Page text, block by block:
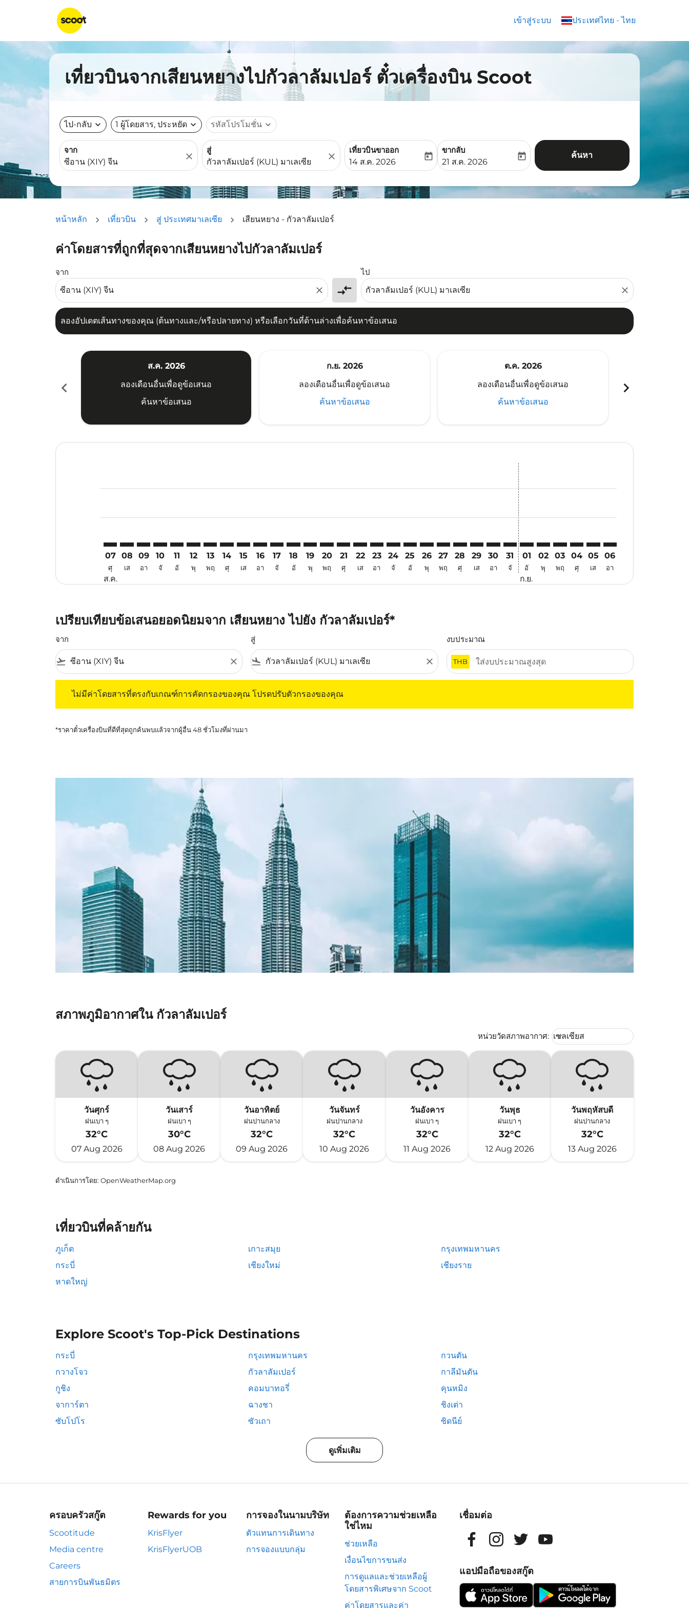
เข้าสู่ระบบ ประเทศไทย - ไทย
keyboard_arrow_down
เที่ยวบินจากเสียนหยางไปกัวลาลัมเปอร์ ตั๋วเครื่องบิน Scoot
ไป-กลับ expand_more 1 ผู้โดยสาร, ประหยัด expand_more รหัสโปรโมชั่น expand_more
จาก
close
สู่
close
เที่ยวบินขาออก
fc-booking-departure-date-aria-label
14 ส.ค. 2026
today
ขากลับ
fc-booking-return-date-aria-label
21 ส.ค. 2026
today ค้นหา
หน้าหลัก เที่ยวบิน สู่ ประเทศมาเลเซีย เสียนหยาง - กัวลาลัมเปอร์
ค่าโดยสารที่ถูกที่สุดจากเสียนหยางไปกัวลาลัมเปอร์
จาก
close compare_arrows
ไป
close
ลองอัปเดตเส้นทางของคุณ (ต้นทางและ/หรือปลายทาง) หรือเลือกวันที่ด้านล่างเพื่อค้นหาข้อเสนอ
ลองอัปเดตเส้นทางของคุณ (ต้นทางและ/หรือปลายทาง) หรือเลือกวันที่ด้านล่างเพื่อค้นหาข้อเสนอ
chevron_left
ส.ค. 2026
ลองเดือนอื่นเพื่อดูข้อเสนอ
ค้นหาข้อเสนอ
ก.ย. 2026
ลองเดือนอื่นเพื่อดูข้อเสนอ
ค้นหาข้อเสนอ
ต.ค. 2026
ลองเดือนอื่นเพื่อดูข้อเสนอ
ค้นหาข้อเสนอ
chevron_right
07
ศุ
ส.ค.
08
เส
09
อา
10
จั
11
อั
12
พุ
13
พฤ
14
ศุ
15
เส
16
อา
17
จั
18
อั
19
พุ
20
พฤ
XIY–KUL: cmp-view-offers-disclaimer. ค้นหาข้อเสนอ
21
ศุ
XIY–KUL: cmp-view-offers-disclaimer. ค้นหาข้อเสนอ
22
เส
XIY–KUL: cmp-view-offers-disclaimer. ค้นหาข้อเสนอ
23
อา
XIY–KUL: cmp-view-offers-disclaimer. ค้นหาข้อเสนอ
24
จั
XIY–KUL: cmp-view-offers-disclaimer. ค้นหาข้อเสนอ
25
อั
XIY–KUL: cmp-view-offers-disclaimer. ค้นหาข้อเสนอ
26
พุ
XIY–KUL: cmp-view-offers-disclaimer. ค้นหาข้อเสนอ
27
พฤ
XIY–KUL: cmp-view-offers-disclaimer. ค้นหาข้อเสนอ
28
ศุ
XIY–KUL: cmp-view-offers-disclaimer. ค้นหาข้อเสนอ
29
เส
XIY–KUL: cmp-view-offers-disclaimer. ค้นหาข้อเสนอ
30
อา
XIY–KUL: cmp-view-offers-disclaimer. ค้นหาข้อเ
31
จั
01
อั
ก.ย.
02
พุ
03
พฤ
04
ศุ
05
เส
06
อา
เปรียบเทียบข้อเสนอยอดนิยมจาก เสียนหยาง ไปยัง กัวลาลัมเปอร์*
จาก
flight_takeoff close
สู่
flight_land close
งบประมาณ
THB
ไม่มีค่าโดยสารที่ตรงกับเกณฑ์การคัดกรองของคุณ โปรดปรับตัวกรองของคุณ
*ราคาตั๋วเครื่องบินที่ดีที่สุดถูกค้นพบแล้วจากผู้อื่น 48 ชั่วโมงที่ผ่านมา
สภาพภูมิอากาศใน กัวลาลัมเปอร์
หน่วยวัดสภาพอากาศ: Weather unit option เซลเซียส
เซลเซียส
keyboard_arrow_down
วันศุกร์
ฝนเบา ๆ
32°C
07 Aug 2026
วันเสาร์
ฝนเบา ๆ
30°C
08 Aug 2026
วันอาทิตย์
ฝนปานกลาง
32°C
09 Aug 2026
วันจันทร์
ฝนปานกลาง
32°C
10 Aug 2026
วันอังคาร
ฝนเบา ๆ
32°C
11 Aug 2026
วันพุธ
ฝนเบา ๆ
32°C
12 Aug 2026
วันพฤหัสบดี
ฝนปานกลาง
32°C
13 Aug 2026
ดำเนินการโดย: OpenWeatherMap.org
เที่ยวบินที่คล้ายกัน
ภูเก็ต เกาะสมุย
กรุงเทพมหานคร
กระบี่
เชียงใหม่
เชียงราย
หาดใหญ่
Explore Scoot's Top-Pick Destinations
กระบี่ กรุงเทพมหานคร
กวนตัน
กวางโจว
กัวลาลัมเปอร์
กาลีมันตัน
กูชิง
คอมบาทอรี่
คุนหมิง
จาการ์ตา
ฉางชา
ชิงเต่า
ซับโปโร
ซัวเถา ซิดนีย์
ดูเพิ่มเติม
ครอบครัวสกู๊ต
Scootitude
Media centre
Careers
สายการบินพันธมิตร
Rewards for you
KrisFlyer
KrisFlyerUOB
การจองในนามบริษัท
ตัวแทนการเดินทาง
การจองแบบกลุ่ม
ต้องการความช่วยเหลือ
ใช่ไหม
ช่วยเหลือ
เงื่อนไขการขนส่ง
การดูแลและช่วยเหลือผู้
โดยสารพิเศษจาก Scoot
ค่าโดยสารและค่า
เชื่อมต่อ
แอปมือถือของสกู๊ต